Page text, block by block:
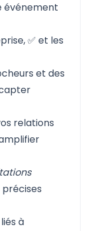
événement
✅ et les
et des
relations
à